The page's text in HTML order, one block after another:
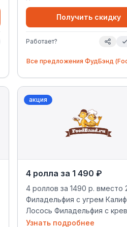
Получить скидку
Работает?
Все предложения ФудБэнд
акция
4 ролла за 1 490 ₽
4 роллов за 1490 р. вместо
Филадельфия с угрем
Лосось Филадельфия с
Сливочный лосось 5 роллов
Узнать подробнее